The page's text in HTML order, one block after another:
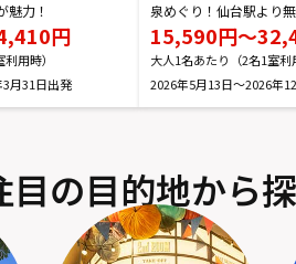
魅力！
円
用時）
月31日
泉めぐり！仙台駅より
15,590円～
大人1名あたり（2名1室利
2026年5月13日～2026年
目の目的地から